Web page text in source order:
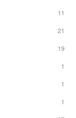
11
21
19
1
1
1